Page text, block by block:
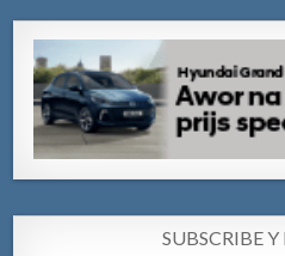
SUBSCRIBE